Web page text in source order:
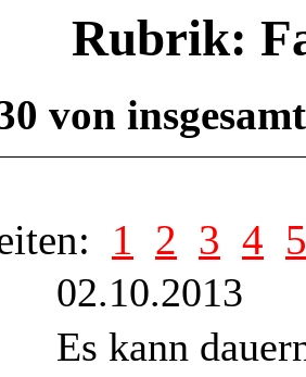
Rubrik:
von
1 2 3 4 5
02.10.2013
Es kann